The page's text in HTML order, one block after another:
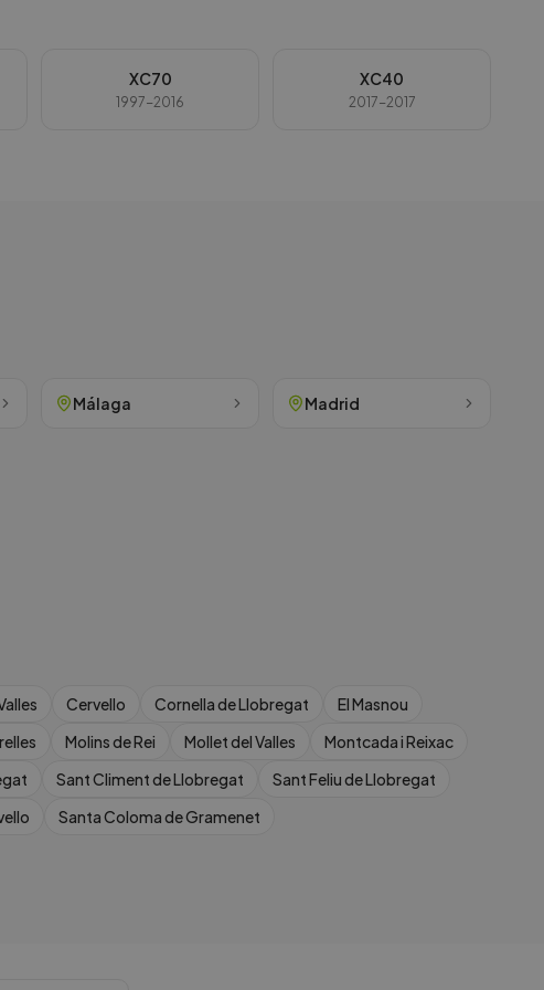
XC70
1997-2016
XC40
2017-2017
Málaga Madrid
Cervello Cornella de Llobregat
El Masnou
Molins de Rei Mollet del Valles
Montcada i Reixac
Sant Climent de Llobregat
Sant Feliu de Llobregat
Santa Coloma de Gramenet